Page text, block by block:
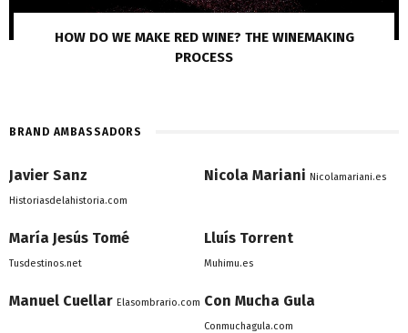
HOW DO WE MAKE RED WINE? THE WINEMAKING
PROCESS
BRAND AMBASSADORS
Javier Sanz
Historiasdelahistoria.com
Nicola Mariani Nicolamariani.es
María Jesús Tomé
Tusdestinos.net
Lluís Torrent
Muhimu.es
Manuel Cuellar Elasombrario.com Con Mucha Gula
Conmuchagula.com